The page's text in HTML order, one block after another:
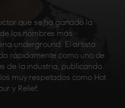
que se ha ganado la
los nombres más
underground. El artista
rápidamente como uno de
de la industria, publicando
muy respetados como Hot
y Relief.